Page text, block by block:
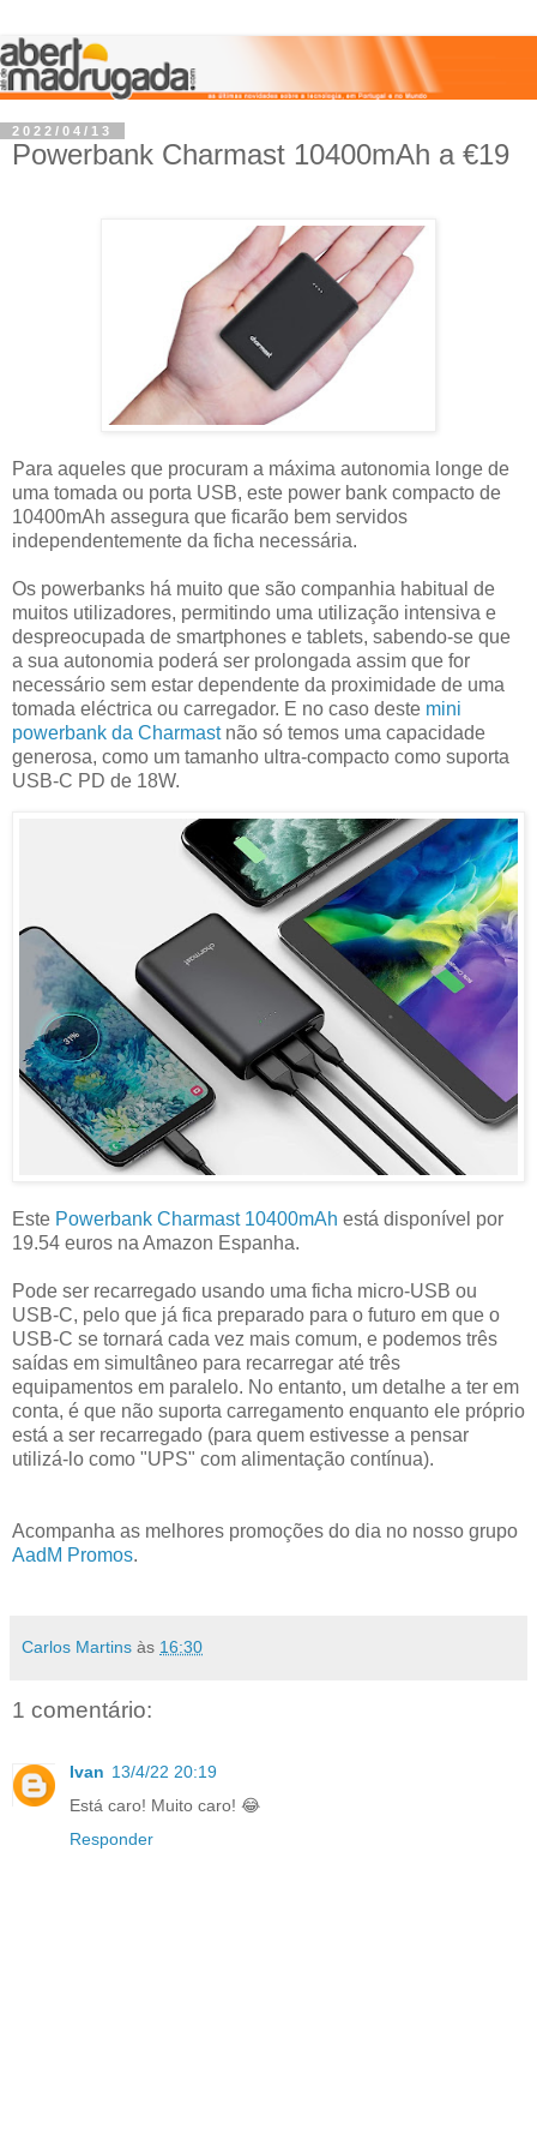
2022/04/13
Powerbank Charmast 10400mAh a €19
Para aqueles que procuram a máxima autonomia longe de
uma tomada ou porta USB, este power bank compacto de
10400mAh assegura que ficarão bem servidos
independentemente da ficha necessária.
Os powerbanks há muito que são companhia habitual de
muitos utilizadores, permitindo uma utilização intensiva e
despreocupada de smartphones e tablets, sabendo-se que
a sua autonomia poderá ser prolongada assim que for
necessário sem estar dependente da proximidade de uma
tomada eléctrica ou carregador. E no caso deste mini
powerbank da Charmastnão só temos uma capacidade
generosa, como um tamanho ultra-compacto como suporta
USB-C PD de 18W.
Este Powerbank Charmast 10400mAh está disponível por
19.54 euros na Amazon Espanha.
Pode ser recarregado usando uma ficha micro-USB ou
USB-C, pelo que já fica preparado para o futuro em que o
USB-C se tornará cada vez mais comum, e podemos três
saídas em simultâneo para recarregar até três
equipamentos em paralelo. No entanto, um detalhe a ter em
conta, é que não suporta carregamento enquanto ele próprio
está a ser recarregado (para quem estivesse a pensar
utilizá-lo como "UPS" com alimentação contínua).
Acompanha as melhores promoções do dia no nosso grupo
AadM Promos.
Carlos Martins às 16:30
1 comentário:
Ivan 13/4/22 20:19
Está caro! Muito caro! 😂
Responder